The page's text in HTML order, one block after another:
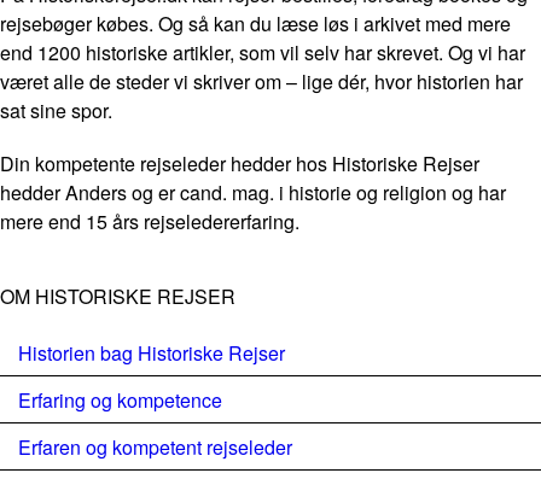
rejsebøger købes. Og så kan du læse løs i arkivet med mere
end 1200 historiske artikler, som vil selv har skrevet. Og vi har
været alle de steder vi skriver om – lige dér, hvor historien har
sat sine spor.
Din kompetente rejseleder hedder hos Historiske Rejser
hedder Anders og er cand. mag. i historie og religion og har
mere end 15 års rejseledererfaring.
OM HISTORISKE REJSER
Historien bag Historiske Rejser
Erfaring og kompetence
Erfaren og kompetent rejseleder